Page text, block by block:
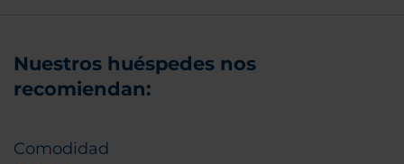
Nuestros huéspedes nos
recomiendan:
Comodidad